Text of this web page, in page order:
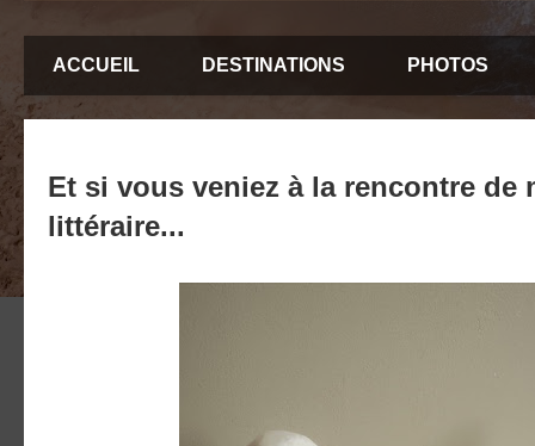
ACCUEIL DESTINATIONS PHOTOS
Et si vous veniez à la rencontre de
littéraire...